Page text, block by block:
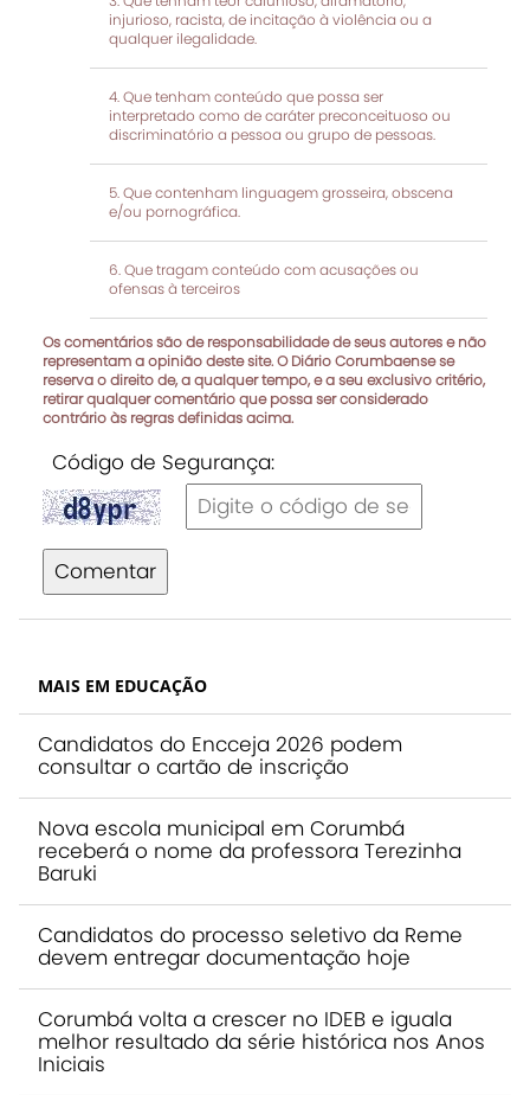
injurioso, racista, de incitação à violência ou a
qualquer ilegalidade.
Que tenham conteúdo que possa ser
interpretado como de caráter preconceituoso ou
discriminatório a pessoa ou grupo de pessoas.
Que contenham linguagem grosseira, obscena
e/ou pornográfica.
Que tragam conteúdo com acusações ou
ofensas à terceiros
Os comentários são de responsabilidade de seus autores e não
representam a opinião deste site. O Diário Corumbaense se
reserva o direito de, a qualquer tempo, e a seu exclusivo critério,
retirar qualquer comentário que possa ser considerado
contrário às regras definidas acima.
Código de Segurança:
Comentar
MAIS EM EDUCAÇÃO
Candidatos do Encceja 2026 podem
consultar o cartão de inscrição
Nova escola municipal em Corumbá
receberá o nome da professora Terezinha
Baruki
Candidatos do processo seletivo da Reme
devem entregar documentação hoje
Corumbá volta a crescer no IDEB e iguala
melhor resultado da série histórica nos Anos
Iniciais